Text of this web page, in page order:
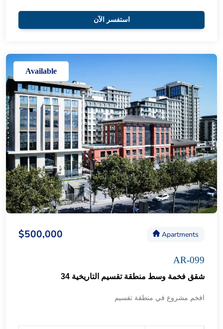
استفسر الآن
Available
Apartments
$500,000
AR-099
شقق فخمة وسط منطقة تقسيم التاريخية 34
افخم مشروع في منطقة تقسيم